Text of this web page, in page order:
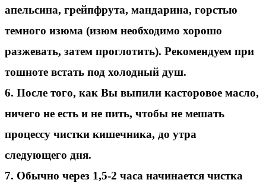
апельсина, грейпфрута, мандарина, горстью
темного изюма (изюм необходимо хорошо
разжевать, затем проглотить). Рекомендуем при
тошноте встать под холодный душ.
6. После того, как Вы выпили касторовое масло,
ничего не есть и не пить, чтобы не мешать
процессу чистки кишечника, до утра
следующего дня.
7. Обычно через 1,5-2 часа начинается чистка